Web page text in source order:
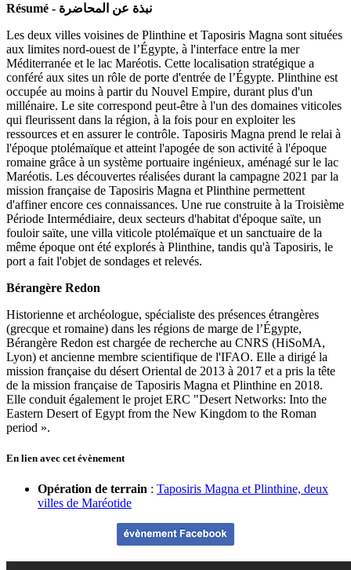
Résumé - نبذة عن المحاضرة
Les deux villes voisines de Plinthine et Taposiris Magna sont situées
aux limites nord-ouest de l’Égypte, à l'interface entre la mer
Méditerranée et le lac Maréotis. Cette localisation stratégique a
conféré aux sites un rôle de porte d'entrée de l’Égypte. Plinthine est
occupée au moins à partir du Nouvel Empire, durant plus d'un
millénaire. Le site correspond peut-être à l'un des domaines viticoles
qui fleurissent dans la région, à la fois pour en exploiter les
ressources et en assurer le contrôle. Taposiris Magna prend le relai à
l'époque ptolémaïque et atteint l'apogée de son activité à l'époque
romaine grâce à un système portuaire ingénieux, aménagé sur le lac
Maréotis. Les découvertes réalisées durant la campagne 2021 par la
mission française de Taposiris Magna et Plinthine permettent
d'affiner encore ces connaissances. Une rue construite à la Troisième
Période Intermédiaire, deux secteurs d'habitat d'époque saïte, un
fouloir saïte, une villa viticole ptolémaïque et un sanctuaire de la
même époque ont été explorés à Plinthine, tandis qu'à Taposiris, le
port a fait l'objet de sondages et relevés.
Bérangère Redon
Historienne et archéologue, spécialiste des présences étrangères
(grecque et romaine) dans les régions de marge de l’Égypte,
Bérangère Redon est chargée de recherche au CNRS (HiSoMA,
Lyon) et ancienne membre scientifique de l'IFAO. Elle a dirigé la
mission française du désert Oriental de 2013 à 2017 et a pris la tête
de la mission française de Taposiris Magna et Plinthine en 2018.
Elle conduit également le projet ERC "Desert Networks: Into the
Eastern Desert of Egypt from the New Kingdom to the Roman
period ».
En lien avec cet évènement
Opération de terrain : Taposiris Magna et Plinthine, deux
villes de Maréotide